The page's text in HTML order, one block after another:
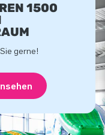
1500
gerne!